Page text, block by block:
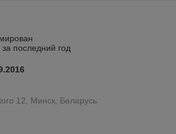
последний год
12, Минск, Беларусь